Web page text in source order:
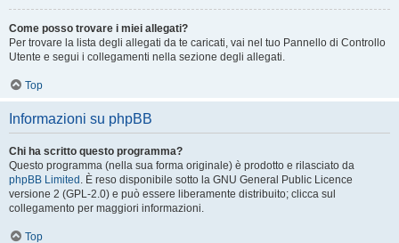
Come posso trovare i miei allegati?
Per trovare la lista degli allegati da te caricati, vai nel tuo Pannello di Controllo
Utente e segui i collegamenti nella sezione degli allegati.
Top
Informazioni su phpBB
Chi ha scritto questo programma?
Questo programma (nella sua forma originale) è prodotto e rilasciato da
phpBB Limited . È reso disponibile sotto la GNU General Public Licence
versione 2 (GPL-2.0) e può essere liberamente distribuito; clicca sul
collegamento per maggiori informazioni.
Top